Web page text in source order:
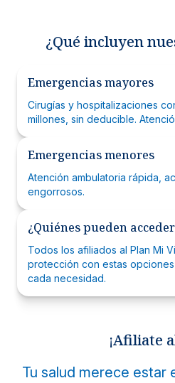
¿Qué incluyen
Emergencias mayores
Cirugías y hospitalizaciones
millones, sin deducible.
Emergencias menores
Atención ambulatoria rápida,
engorrosos.
¿Quiénes pueden
Todos los afiliados al Plan Mi
protección con estas
cada necesidad.
¡Afiliate
Tu salud merece estar